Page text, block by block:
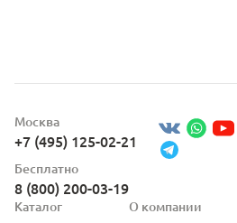
Москва
+7 (495) 125-02-21
Бесплатно
8 (800) 200-03-19
Каталог О компании